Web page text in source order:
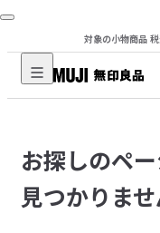
対象の小物商品
無
品
ネ
ッ
お探しのペ
見つかりま